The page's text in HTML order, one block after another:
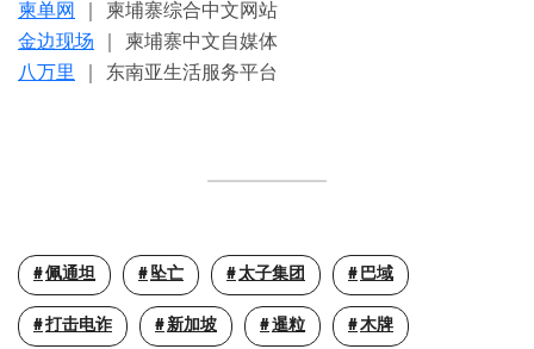
柬单网
｜ 柬埔寨综合中文网站
金边现场 ｜ 柬埔寨中文自媒体
八万里
｜ 东南亚生活服务平台
佩通坦 坠亡 太子集团 巴域
打击电诈 新加坡 暹粒 木牌